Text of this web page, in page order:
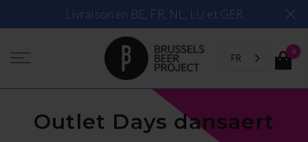
Livraison en BE, FR, NL, LU et GER
FR
0
Outlet Days dansaert